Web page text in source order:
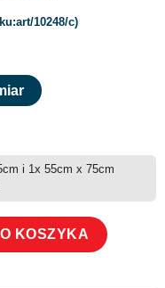
10248/c)
i 1x 55cm x 75cm
KOSZYKA